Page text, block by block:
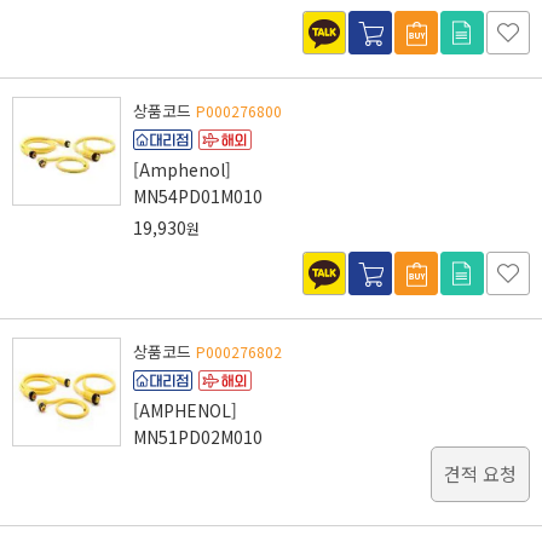
상품코드 P000276800
[Amphenol]
MN54PD01M010
19,930원
상품코드 P000276802
[AMPHENOL]
MN51PD02M010
견적 요청